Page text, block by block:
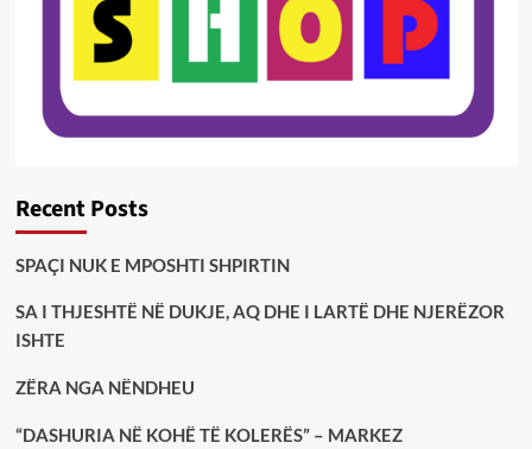
Recent Posts
SPAÇI NUK E MPOSHTI SHPIRTIN
SA I THJESHTË NË DUKJE, AQ DHE I LARTË DHE NJERËZOR
ISHTE
ZËRA NGA NËNDHEU
“DASHURIA NË KOHË TË KOLERËS” – MARKEZ